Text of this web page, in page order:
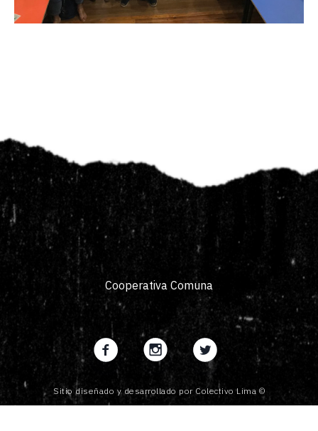
Cooperativa Comuna
Sitio diseñado y desarrollado por Colectivo Lima ©